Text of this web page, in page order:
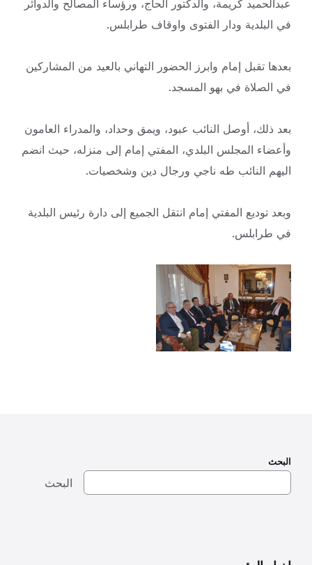
عبدالحميد كريمة، والدكتور الحاج، ورؤساء المصالح والدوائر
في البلدية ودار الفتوى واوقاف طرابلس.
بعدها تقبل إمام وابرز الحضور التهاني بالعيد من المشاركين
في الصلاة في بهو المسجد.
بعد ذلك، أوصل النائب عبود، ويمق وحداد، والمدراء العامون
وأعضاء المجلس البلدي، المفتي إمام إلى منزله، حيث انضم
اليهم النائب طه ناجي ورجال دين وشخصيات.
وبعد توديع المفتي إمام انتقل الجميع إلى دارة رئيس البلدية
في طرابلس.
البحث
البحث